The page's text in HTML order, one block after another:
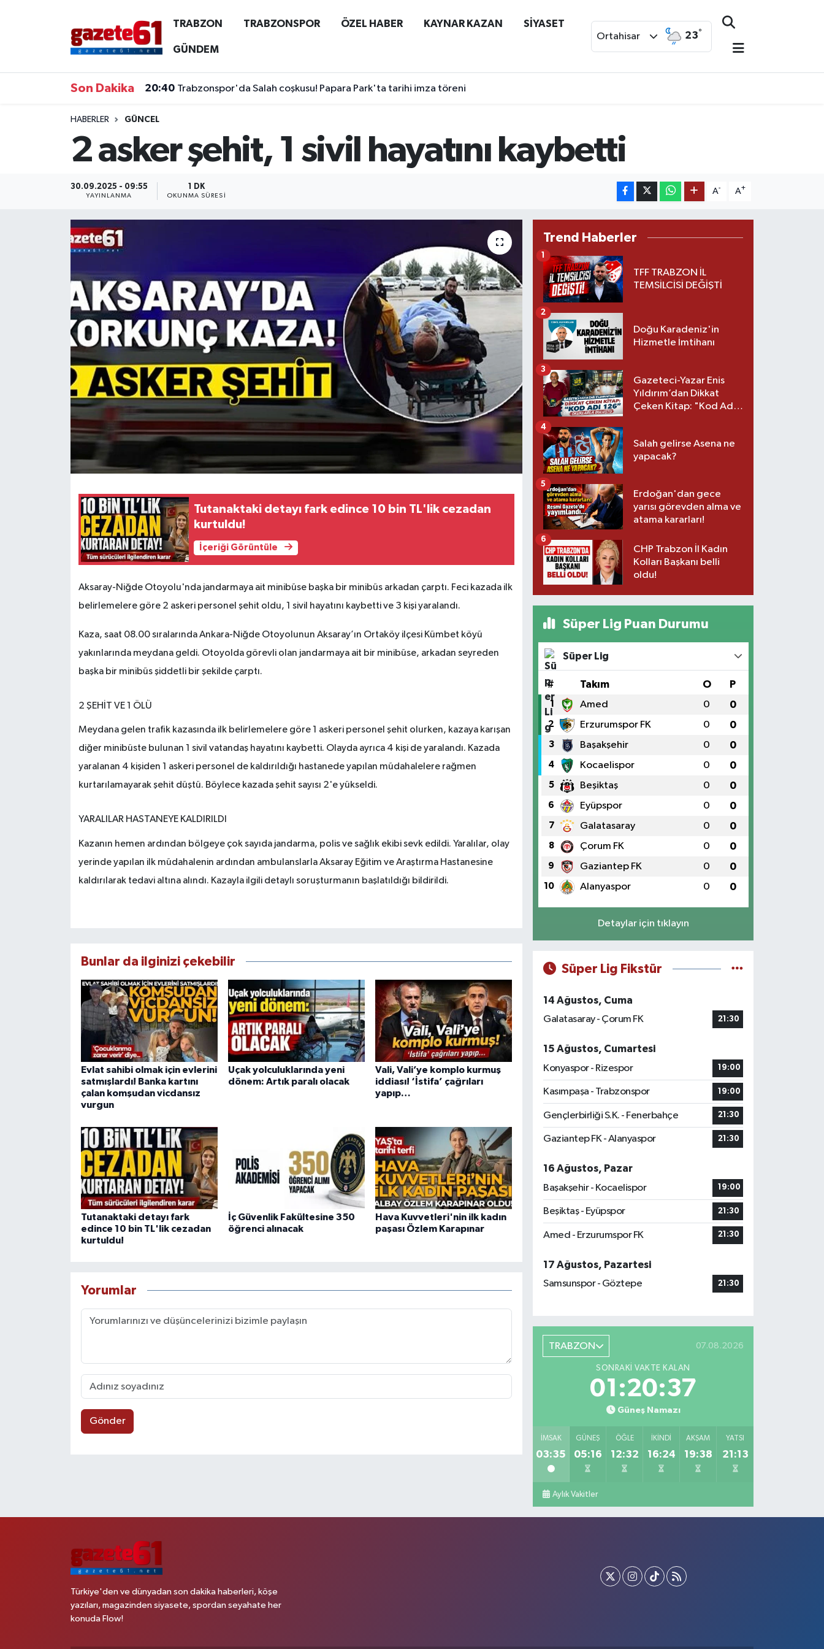
TRABZON TRABZONSPOR ÖZEL HABER KAYNAR KAZAN SİYASET
GÜNDEM
Ortahisar 23°
Son Dakika 20:40 Trabzonspor'da Salah coşkusu! Papara Park'ta tarihi imza töreni
HABERLER GÜNCEL
2 asker şehit, 1 sivil hayatını kaybetti
30.09.2025 - 09:55
YAYINLANMA
1 DK
OKUNMA SÜRESI
A- A+
Tutanaktaki detayı fark edince 10 bin TL'lik cezadan
kurtuldu!
İçeriği Görüntüle
Aksaray-Niğde Otoyolu'nda jandarmaya ait minibüse başka bir minibüs arkadan çarptı. Feci kazada ilk
belirlemelere göre 2 askeri personel şehit oldu, 1 sivil hayatını kaybetti ve 3 kişi yaralandı.
Kaza, saat 08.00 sıralarında Ankara-Niğde Otoyolunun Aksaray’ın Ortaköy ilçesi Kümbet köyü
yakınlarında meydana geldi. Otoyolda görevli olan jandarmaya ait bir minibüse, arkadan seyreden
başka bir minibüs şiddetli bir şekilde çarptı.
2 ŞEHİT VE 1 ÖLÜ
Meydana gelen trafik kazasında ilk belirlemelere göre 1 askeri personel şehit olurken, kazaya karışan
diğer minibüste bulunan 1 sivil vatandaş hayatını kaybetti. Olayda ayrıca 4 kişi de yaralandı. Kazada
yaralanan 4 kişiden 1 askeri personel de kaldırıldığı hastanede yapılan müdahalelere rağmen
kurtarılamayarak şehit düştü. Böylece kazada şehit sayısı 2'e yükseldi.
YARALILAR HASTANEYE KALDIRILDI
Kazanın hemen ardından bölgeye çok sayıda jandarma, polis ve sağlık ekibi sevk edildi. Yaralılar, olay
yerinde yapılan ilk müdahalenin ardından ambulanslarla Aksaray Eğitim ve Araştırma Hastanesine
kaldırılarak tedavi altına alındı. Kazayla ilgili detaylı soruşturmanın başlatıldığı bildirildi.
Bunlar da ilginizi çekebilir
Evlat sahibi olmak için evlerini
satmışlardı! Banka kartını
çalan komşudan vicdansız
vurgun
Uçak yolculuklarında yeni
dönem: Artık paralı olacak
Vali, Vali’ye komplo kurmuş
iddiası! ‘İstifa’ çağrıları
yapıp…
Tutanaktaki detayı fark
edince 10 bin TL'lik cezadan
kurtuldu!
İç Güvenlik Fakültesine 350
öğrenci alınacak
Hava Kuvvetleri'nin ilk kadın
paşası Özlem Karapınar
Yorumlar
Gönder
Trend Haberler
TFF TRABZON İL
TEMSİLCİSİ DEĞİŞTİ
1
Doğu Karadeniz'in
Hizmetle İmtihanı
2
Gazeteci-Yazar Enis
Yıldırım’dan Dikkat
Çeken Kitap: "Kod Adı
3
Salah gelirse Asena ne
yapacak?
4
Erdoğan'dan gece
yarısı görevden alma ve
atama kararları!
5
CHP Trabzon İl Kadın
Kolları Başkanı belli
oldu!
6
Süper Lig Puan Durumu
Süper Lig
# Takım O P
1 Amed 0 0
2 Erzurumspor FK 0 0
3 Başakşehir 0 0
4 Kocaelispor 0 0
5 Beşiktaş 0 0
6 Eyüpspor 0 0
7 Galatasaray 0 0
8 Çorum FK 0 0
9 Gaziantep FK 0 0
10 Alanyaspor 0 0
Detaylar için tıklayın
Süper Lig Fikstür
14 Ağustos, Cuma
Galatasaray - Çorum FK
21:30
15 Ağustos, Cumartesi
Konyaspor - Rizespor
19:00
Kasımpaşa - Trabzonspor 19:00
Gençlerbirliği S.K. - Fenerbahçe 21:30
Gaziantep FK - Alanyaspor 21:30
16 Ağustos, Pazar
Başakşehir - Kocaelispor
19:00
Beşiktaş - Eyüpspor 21:30
Amed - Erzurumspor FK 21:30
17 Ağustos, Pazartesi
Samsunspor - Göztepe
21:30
TRABZON 07.08.2026
SONRAKI VAKTE KALAN
01:20:36
Güneş Namazı
İMSAK
03:35
GÜNEŞ
05:16
ÖĞLE
12:32
İKINDI
16:24
AKŞAM
19:38
YATSI
21:13
Aylık Vakitler
Türkiye'den ve dünyadan son dakika haberleri, köşe
yazıları, magazinden siyasete, spordan seyahate her
konuda Flow!
TRABZON
KAYNAR KAZAN
Trabzon Nöbetçi Eczaneler
Trabzon Trafik Yoğunluk Haritası
Son Dakika Haberleri